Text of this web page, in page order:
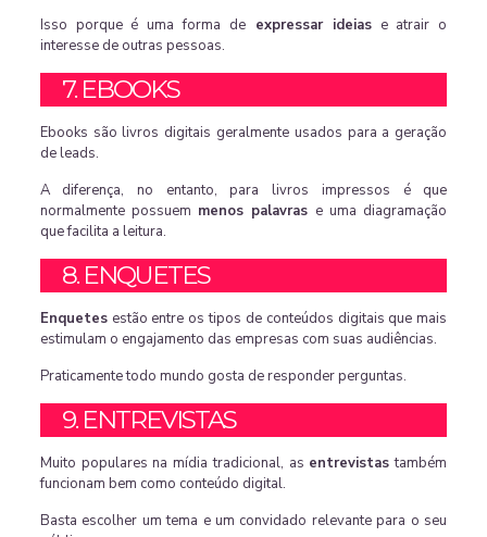
Isso porque é uma forma de expressar ideiase atrair o
interesse de outras pessoas.
7. EBOOKS
Ebooks são livros digitais geralmente usados para a geração
de leads.
A diferença, no entanto, para livros impressos é que
normalmente possuem menos palavras e uma diagramação
que facilita a leitura.
8. ENQUETES
Enquetesestão entre os tipos de conteúdos digitais que mais
estimulam o engajamento das empresas com suas audiências.
Praticamente todo mundo gosta de responder perguntas.
9. ENTREVISTAS
Muito populares na mídia tradicional, as entrevistas também
funcionam bem como conteúdo digital.
Basta escolher um tema e um convidado relevante para o seu